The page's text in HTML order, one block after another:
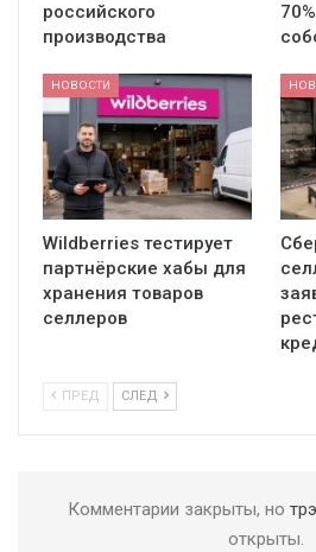
российского
производства
НОВОСТИ
Wildberries тестирует
партнёрские хабы для
хранения товаров
селлеров
ПРЕД СЛЕД
Комментарии закрыты, но
открыты.